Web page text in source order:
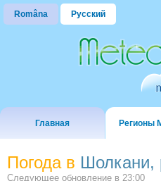
Româna Русский
Главная Регионы
Погода в Шолкани,
Следующее обновление в 23:00